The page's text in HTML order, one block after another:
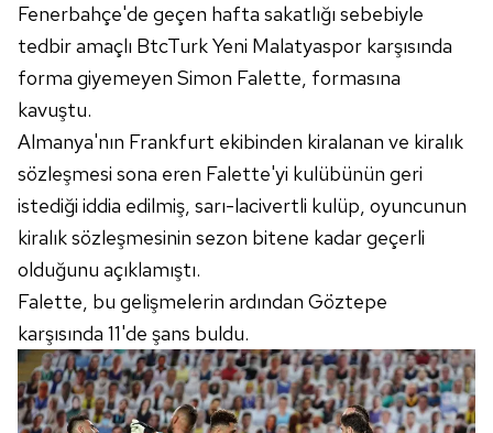
hazırlanmış Aydınlatma Metnimizi okumak ve sitemizde
ilgili mevzuata uygun olarak kullanılan çerezlerle ilgili bilgi
Fenerbahçe'de geçen hafta sakatlığı sebebiyle
tedbir amaçlı BtcTurk Yeni Malatyaspor karşısında
forma giyemeyen Simon Falette, formasına
kavuştu.
Almanya'nın Frankfurt ekibinden kiralanan ve kiralık
sözleşmesi sona eren Falette'yi kulübünün geri
istediği iddia edilmiş, sarı-lacivertli kulüp, oyuncunun
kiralık sözleşmesinin sezon bitene kadar geçerli
olduğunu açıklamıştı.
Falette, bu gelişmelerin ardından Göztepe
karşısında 11'de şans buldu.